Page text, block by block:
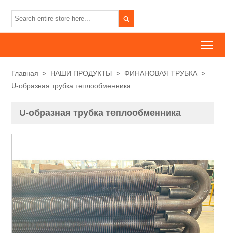

Главная > НАШИ ПРОДУКТЫ > ФИНАНОВАЯ ТРУБКА >
U-образная трубка теплообменника
U-образная трубка теплообменника